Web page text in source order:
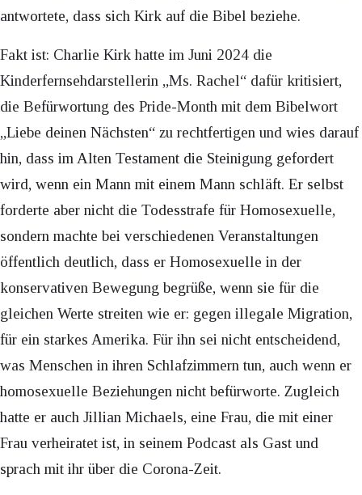
antwortete, dass sich Kirk auf die Bibel beziehe.
Fakt ist: Charlie Kirk hatte im Juni 2024 die
Kinderfernsehdarstellerin „Ms. Rachel“ dafür kritisiert,
die Befürwortung des Pride-Month mit dem Bibelwort
„Liebe deinen Nächsten“ zu rechtfertigen und wies darauf
hin, dass im Alten Testament die Steinigung gefordert
wird, wenn ein Mann mit einem Mann schläft. Er selbst
forderte aber nicht die Todesstrafe für Homosexuelle,
sondern machte bei verschiedenen Veranstaltungen
öffentlich deutlich, dass er Homosexuelle in der
konservativen Bewegung begrüße, wenn sie für die
gleichen Werte streiten wie er: gegen illegale Migration,
für ein starkes Amerika. Für ihn sei nicht entscheidend,
was Menschen in ihren Schlafzimmern tun, auch wenn er
homosexuelle Beziehungen nicht befürworte. Zugleich
hatte er auch Jillian Michaels, eine Frau, die mit einer
Frau verheiratet ist, in seinem Podcast als Gast und
sprach mit ihr über die Corona-Zeit.